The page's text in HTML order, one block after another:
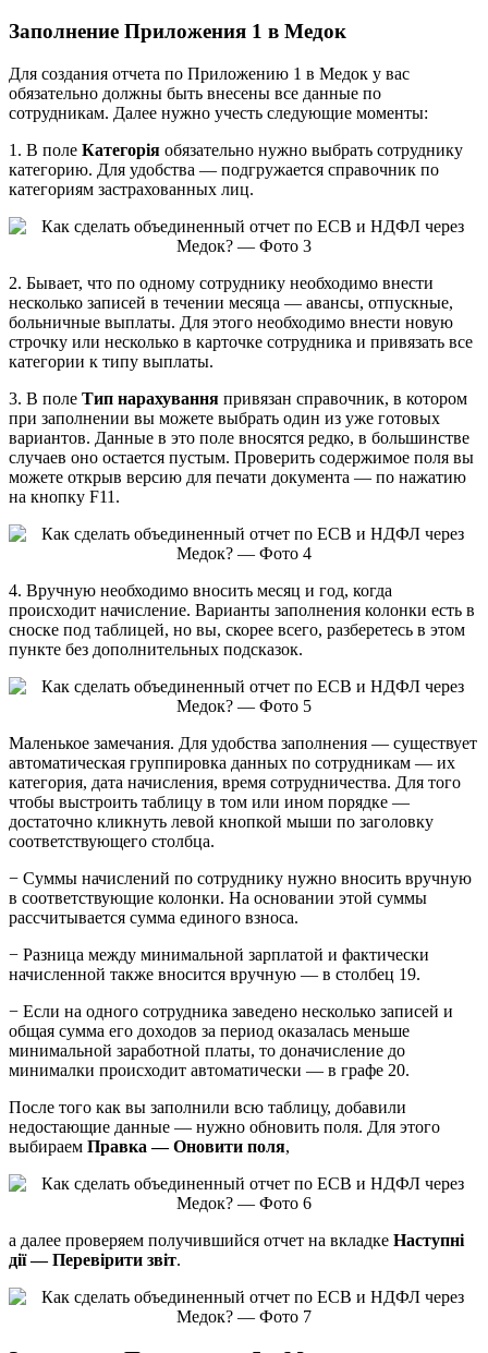
Заполнение Приложения 1 в Медок
Для создания отчета по Приложению 1 в Медок у вас
обязательно должны быть внесены все данные по
сотрудникам. Далее нужно учесть следующие моменты:
1. В поле Категорія обязательно нужно выбрать сотруднику
категорию. Для удобства — подгружается справочник по
категориям застрахованных лиц.
2. Бывает, что по одному сотруднику необходимо внести
несколько записей в течении месяца — авансы, отпускные,
больничные выплаты. Для этого необходимо внести новую
строчку или несколько в карточке сотрудника и привязать все
категории к типу выплаты.
3. В поле Тип нарахування привязан справочник, в котором
при заполнении вы можете выбрать один из уже готовых
вариантов. Данные в это поле вносятся редко, в большинстве
случаев оно остается пустым. Проверить содержимое поля вы
можете открыв версию для печати документа — по нажатию
на кнопку F11.
4. Вручную необходимо вносить месяц и год, когда
происходит начисление. Варианты заполнения колонки есть в
сноске под таблицей, но вы, скорее всего, разберетесь в этом
пункте без дополнительных подсказок.
Маленькое замечания. Для удобства заполнения — существует
автоматическая группировка данных по сотрудникам — их
категория, дата начисления, время сотрудничества. Для того
чтобы выстроить таблицу в том или ином порядке —
достаточно кликнуть левой кнопкой мыши по заголовку
соответствующего столбца.
− Суммы начислений по сотруднику нужно вносить вручную
в соответствующие колонки. На основании этой суммы
рассчитывается сумма единого взноса.
− Разница между минимальной зарплатой и фактически
начисленной также вносится вручную — в столбец 19.
− Если на одного сотрудника заведено несколько записей и
общая сумма его доходов за период оказалась меньше
минимальной заработной платы, то доначисление до
минималки происходит автоматически — в графе 20.
После того как вы заполнили всю таблицу, добавили
недостающие данные — нужно обновить поля. Для этого
выбираем Правка — Оновити поля,
а далее проверяем получившийся отчет на вкладке Наступні
дії — Перевірити звіт.